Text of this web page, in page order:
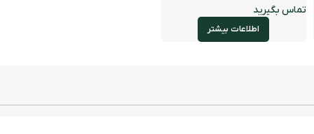
اطلاعات بیشتر